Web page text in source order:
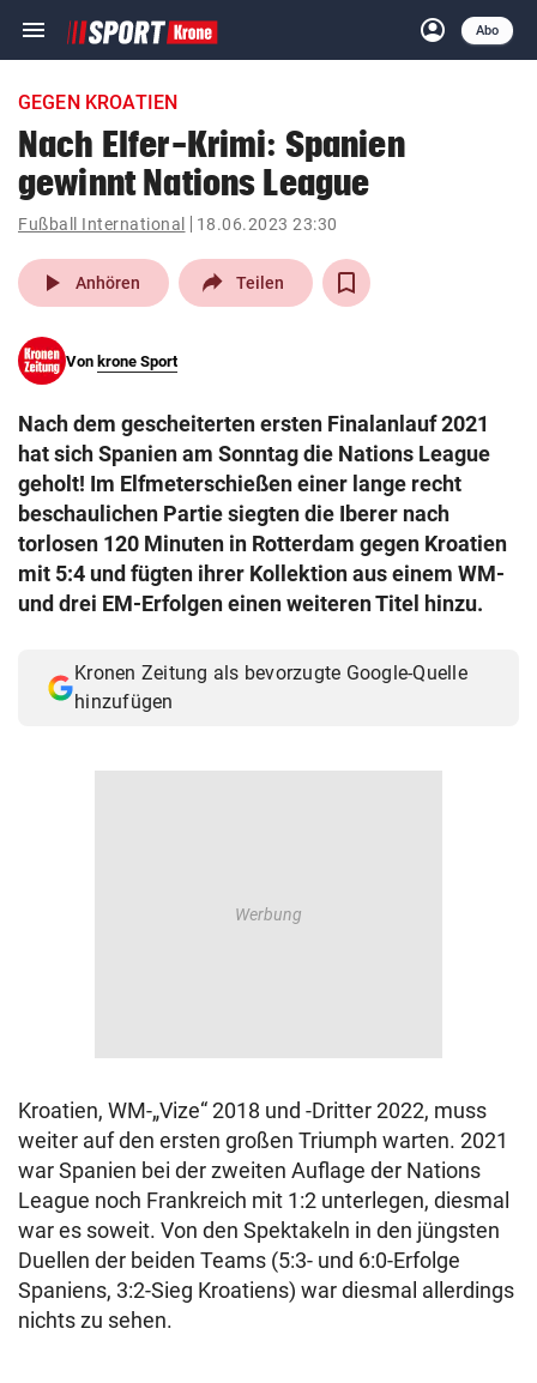
menu Navigation
ein-/ausklappen
account_circle
Anmelden
Abo
close Schließen
account_circle Anmelden
arrow_right
pin_drop
Wien arrow_right
search
eingeben
Muthgasse 2, 1190 Wien
GEGEN KROATIEN
Nach Elfer-Krimi: Spanien
gewinnt Nations League
Fußball International 18.06.2023 23:30
play_arrow Anhören Teilen
Von krone Sport
Nach dem gescheiterten ersten Finalanlauf 2021
hat sich Spanien am Sonntag die Nations League
geholt! Im Elfmeterschießen einer lange recht
beschaulichen Partie siegten die Iberer nach
torlosen 120 Minuten in Rotterdam gegen Kroatien
mit 5:4 und fügten ihrer Kollektion aus einem WM-
und drei EM-Erfolgen einen weiteren Titel hinzu.
Kronen Zeitung als bevorzugte Google-Quelle
hinzufügen
Kroatien, WM-„Vize“ 2018 und -Dritter 2022, muss
weiter auf den ersten großen Triumph warten. 2021
war Spanien bei der zweiten Auflage der Nations
League noch Frankreich mit 1:2 unterlegen, diesmal
war es soweit. Von den Spektakeln in den jüngsten
Duellen der beiden Teams (5:3- und 6:0-Erfolge
Spaniens, 3:2-Sieg Kroatiens) war diesmal allerdings
nichts zu sehen.